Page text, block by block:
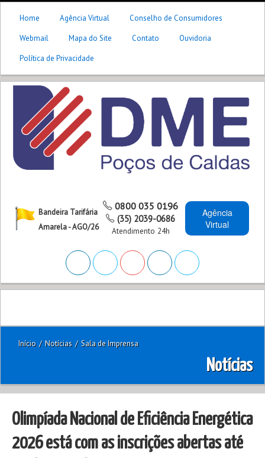
Home Agência Virtual
Conselho de Consumidores
Webmail
Mapa do Site Contato
Ouvidoria
Política de Privacidade
Bandeira Tarifária
Amarela - AGO/26
0800 035 0196
(35) 2039-0686
Atendimento 24h
Agência
Virtual
Início / Notícias / Sala de Imprensa
Notícias
Olimpíada Nacional de Eficiência Energética
2026 está com as inscrições abertas até